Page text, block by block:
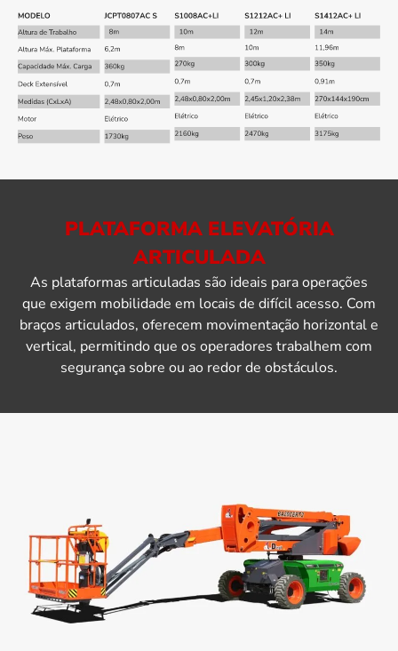
PLATAFORMA ELEVATÓRIA
ARTICULADA
As plataformas articuladas são ideais para operações
que exigem mobilidade em locais de difícil acesso. Com
braços articulados, oferecem movimentação horizontal e
vertical, permitindo que os operadores trabalhem com
segurança sobre ou ao redor de obstáculos.